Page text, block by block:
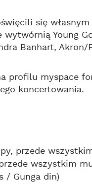
się
Young
Banhart, Akron/
profilu myspace
koncertowania.
przede
wszystkim
/ Gunga din)